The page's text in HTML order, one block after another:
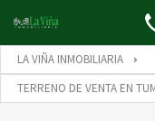
LA VIÑA INMOBILIARIA
TERRENO DE VENTA EN